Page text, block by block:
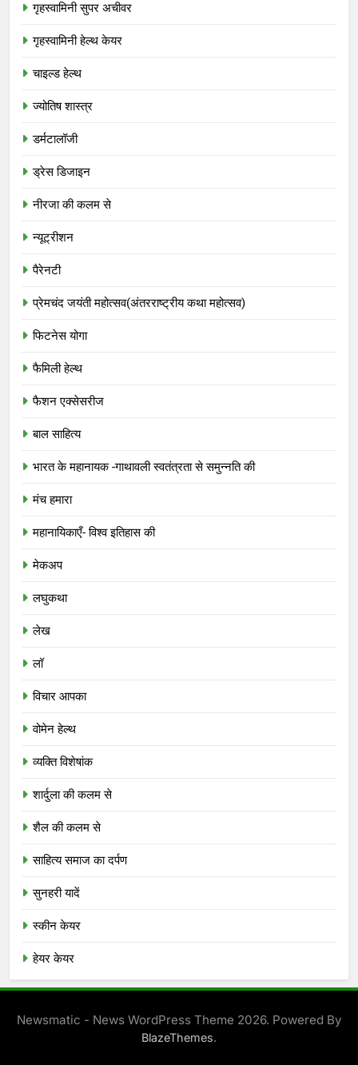
गृहस्वामिनी सुपर अचीवर
गृहस्वामिनी हेल्थ केयर
चाइल्ड हेल्थ
ज्योतिष शास्त्र
डर्मटालॉजी
ड्रेस डिजाइन
नीरजा की कलम से
न्यूट्रीशन
पैरेनटी
प्रेमचंद जयंती महोत्सव(अंतरराष्ट्रीय कथा महोत्सव)
फिटनेस योगा
फैमिली हेल्थ
फैशन एक्सेसरीज
बाल साहित्य
भारत के महानायक -गाथावली स्वतंत्रता से समुन्नति की
मंच हमारा
महानायिकाएँ- विश्व इतिहास की
मेकअप
लघुकथा
लेख
लॉ
विचार आपका
वोमेन हेल्थ
व्यक्ति विशेषांक
शार्दुला की कलम से
शैल की कलम से
साहित्य समाज का दर्पण
सुनहरी यादें
स्कीन केयर
हेयर केयर
Newsmatic - News WordPress Theme 2026. Powered By
BlazeThemes.